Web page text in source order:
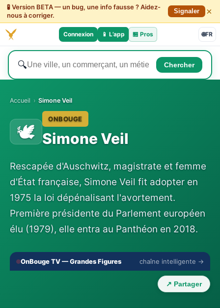
🧪 Version BETA — un bug, une info fausse ? Aidez-
nous à corriger.
Signaler ×
Connexion 📱 L’app 🏪 Pros 🌐FR
🔍 Chercher
Accueil › Simone Veil
🕊️
ONBOUGE
Simone Veil
Rescapée d'Auschwitz, magistrate et femme
d'État française, Simone Veil fit adopter en
1975 la loi dépénalisant l'avortement.
Première présidente du Parlement européen
élu (1979), elle entra au Panthéon en 2018.
OnBouge TV — Grandes Figures chaîne intelligente →
🔇
⛶
‹
›
↗ Partager